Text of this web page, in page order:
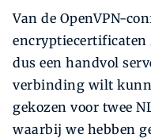
Van de OpenVPN-
encryptiecertificaten
dus een handvol
verbinding wilt
gekozen voor twee
waarbij we hebben